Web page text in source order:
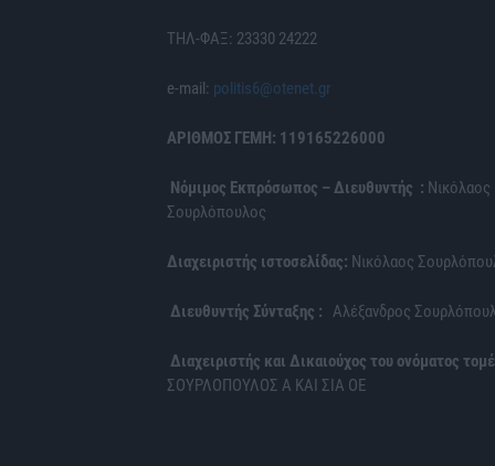
ΤΗΛ-ΦΑΞ: 23330 24222
e-mail: politis6@otenet.gr
ΑΡΙΘΜΟΣ ΓΕΜΗ: 119165226000
Νόμιμος Εκπρόσωπος – Διευθυντής : Νικόλαος
Σουρλόπουλος
Διαχειριστής ιστοσελίδας: Νικόλαος
Διευθυντής Σύνταξης : Αλέξανδρος
Διαχειριστής και Δικαιούχος του ονόματος
ΣΟΥΡΛΟΠΟΥΛΟΣ Α ΚΑΙ ΣΙΑ ΟΕ